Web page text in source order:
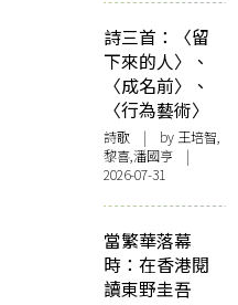
詩三首：〈留
下來的人〉、
〈成名前〉、
〈行為藝術〉
詩歌 | by 王培智,
黎喜,潘國亨 |
2026-07-31
當繁華落幕
時：在香港閱
讀東野圭吾